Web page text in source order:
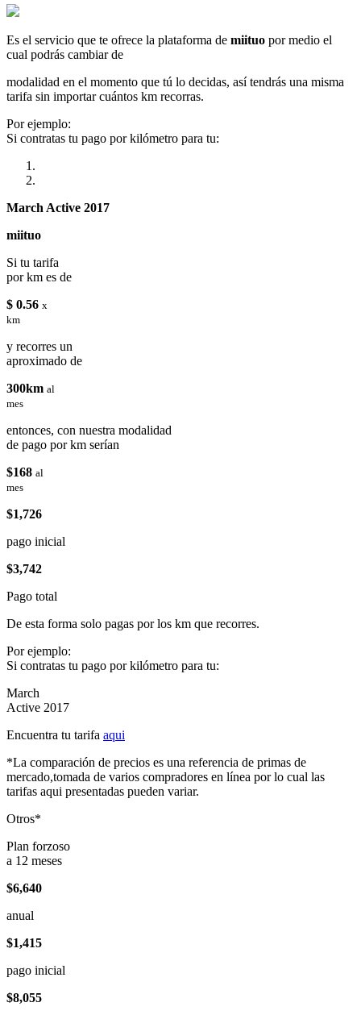
Es el servicio que te ofrece la plataforma de miituo por medio el
cual podrás cambiar de
modalidad en el momento que tú lo decidas, así tendrás una misma
tarifa sin importar cuántos km recorras.
Por ejemplo:
Si contratas tu pago por kilómetro para tu:
March Active 2017
miituo
Si tu tarifa
por km es de
$ 0.56 x
km
y recorres un
aproximado de
300km al
mes
entonces, con nuestra modalidad
de pago por km serían
$168 al
mes
$1,726
pago inicial
$3,742
Pago total
De esta forma solo pagas por los km que recorres.
Por ejemplo:
Si contratas tu pago por kilómetro para tu:
March
Active 2017
Encuentra tu tarifa aqui
*La comparación de precios es una referencia de primas de
mercado,tomada de varios compradores en línea por lo cual las
tarifas aqui presentadas pueden variar.
Otros*
Plan forzoso
a 12 meses
$6,640
anual
$1,415
pago inicial
$8,055